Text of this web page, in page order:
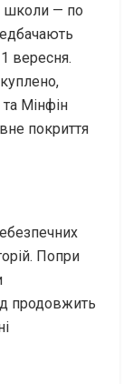
школи — по
вересня.
Мінфін
покриття
Попри
продовжить